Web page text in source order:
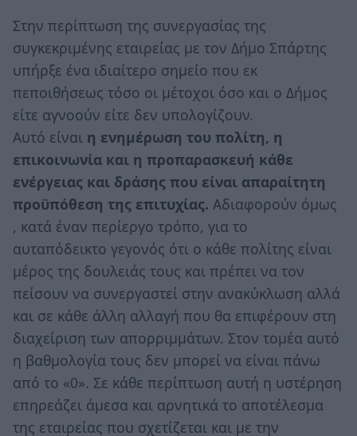
Στην περίπτωση της συνεργασίας της
συγκεκριμένης εταιρείας με τον Δήμο Σπάρτης
υπήρξε ένα ιδιαίτερο σημείο που εκ
πεποιθήσεως τόσο οι μέτοχοι όσο και ο Δήμος
είτε αγνοούν είτε δεν υπολογίζουν.
Αυτό είναι η ενημέρωση του πολίτη, η
επικοινωνία και η προπαρασκευή κάθε
ενέργειας και δράσης που είναι απαραίτητη
προϋπόθεση της επιτυχίας. Αδιαφορούν όμως
, κατά έναν περίεργο τρόπο, για το
αυταπόδεικτο γεγονός ότι ο κάθε πολίτης είναι
μέρος της δουλειάς τους και πρέπει να τον
πείσουν να συνεργαστεί στην ανακύκλωση αλλά
και σε κάθε άλλη αλλαγή που θα επιφέρουν στη
διαχείριση των απορριμμάτων. Στον τομέα αυτό
η βαθμολογία τους δεν μπορεί να είναι πάνω
από το «0». Σε κάθε περίπτωση αυτή η υστέρηση
επηρεάζει άμεσα και αρνητικά το αποτέλεσμα
της εταιρείας που σχετίζεται και με την